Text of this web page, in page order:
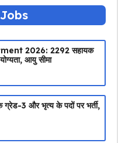
2026: 2292 सहायक
आयु सीमा
ग्रेड-3 और भृत्य के पदों पर भर्ती,